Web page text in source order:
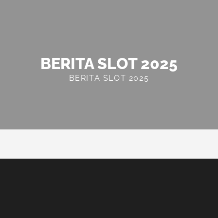
BERITA SLOT 2025
BERITA SLOT 2025